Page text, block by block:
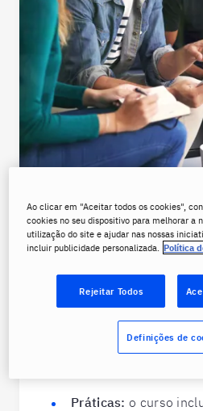
Nossas aulas
Interativas:
Flexíveis:contamos
Rápidas:complete
Práticas: o curso
Ao clicar em "Aceitar todos os cookies",
cookies no seu dispositivo para melhorar a
utilização do site e ajudar nas nossas
incluir publicidade personalizada.
Política
Rejeitar Todos
Definições de